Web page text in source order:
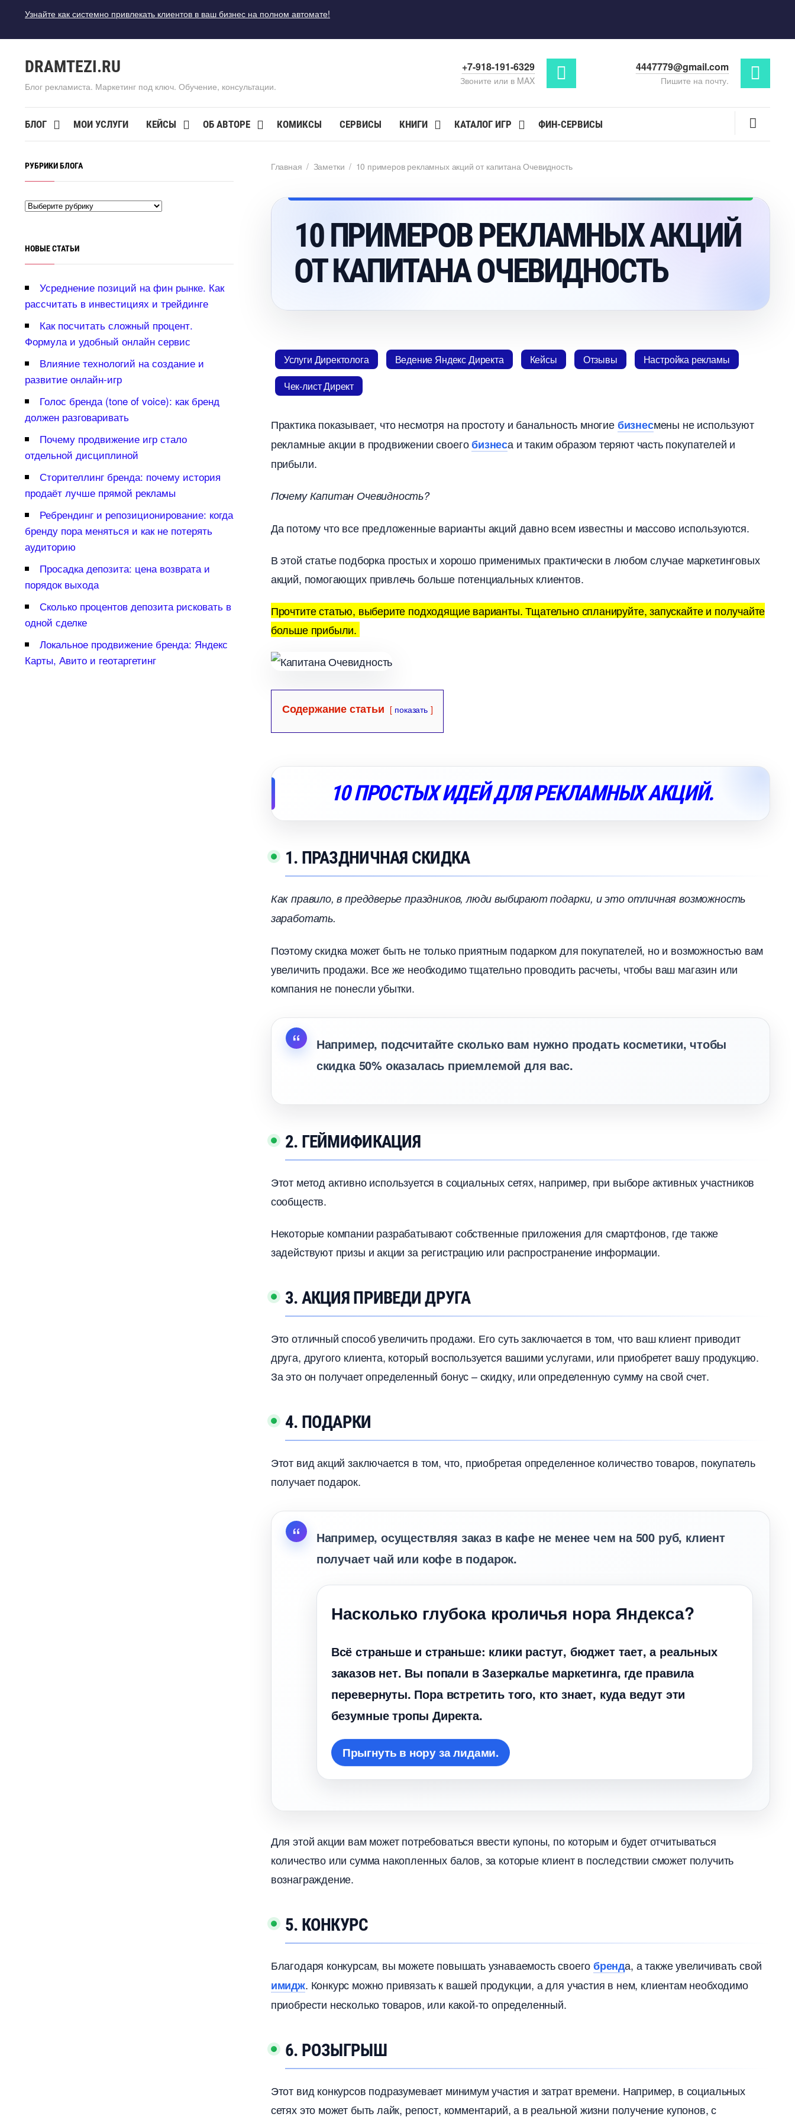
Узнайте как системно привлекать клиентов в ваш бизнес на полном автомате!
DRAMTEZI.RU
Блог рекламиста. Маркетинг под ключ. Обучение, консультации.
+7-918-191-6329
Звоните или в MAX
4447779@gmail.com
Пишите на почту.
БЛОГ МОИ УСЛУГИ КЕЙСЫ ОБ АВТОРЕ КОМИКСЫ СЕРВИСЫ КНИГИ КАТАЛОГ ИГР ФИН-СЕРВИСЫ
Главная / Заметки / 10 примеров рекламных акций от капитана Очевидность
10 ПРИМЕРОВ РЕКЛАМНЫХ АКЦИЙ
ОТ КАПИТАНА ОЧЕВИДНОСТЬ
Услуги Директолога едение Яндекс Директа Кейсы Отзывы
Настройка рекламы
Чек-лист Директ
Практика показывает, что несмотря на простоту и банальность многиеизнесмены не используют
рекламные акции в продвижении своегоизнеса и таким образом теряют часть покупателей и
прибыли.
Почему Капитан Очевидность?
Да потому что все предложенные варианты акций давно всем известны и массово используются.
этой статье подборка простых и хорошо применимых практически в любом случае маркетинговых
акций, помогающих привлечь больше потенциальных клиентов.
Прочтите статью, выберите подходящие варианты. Тщательно спланируйте, запускайте и получайте
ольше прибыли.
Содержание статьи показать
10 ПРОСТЫХ ИДЕЙ ДЛЯ РЕКЛАМНЫХ АКЦИЙ.
1. ПРАЗДНИЧНАЯ СКИДКА
Как правило, в преддверье праздников, люди выбирают подарки, и это отличная возможность
заработать.
Поэтому скидка может быть не только приятным подарком для покупателей, но и возможностью вам
увеличить продажи. Все же необходимо тщательно проводить расчеты, чтобы ваш магазин или
компания не понесли убытки.
Например, подсчитайте сколько вам нужно продать косметики, чтобы
скидка 50% оказалась приемлемой для вас.
2. ГЕЙМИФИКАЦИЯ
Этот метод активно используется в социальных сетях, например, при выборе активных участнико
сообществ.
Некоторые компании разрабатывают собственные приложения для смартфонов, где также
задействуют призы и акции за регистрацию или распространение информации.
3. АКЦИЯ ПРИВЕДИ ДРУГА
Это отличный способ увеличить продажи. Его суть заключается в том, что ваш клиент приводит
друга, другого клиента, который воспользуется вашими услугами, или приобретет вашу продукцию.
За это он получает определенный бонус – скидку, или определенную сумму на свой счет.
4. ПОДАРКИ
Этот вид акций заключается в том, что, приобретая определенное количество товаров, покупатель
получает подарок.
Например, осуществляя заказ в кафе не менее чем на 500 руб, клиент
получает чай или кофе в подарок.
Насколько глубока кроличья нора Яндекса?
сё страньше и страньше: клики растут, бюджет тает, а реальных
заказов нет. Вы попали в Зазеркалье маркетинга, где правила
перевернуты. Пора встретить того, кто знает, куда ведут эти
езумные тропы Директа.
Прыгнуть в нору за лидами.
Для этой акции вам может потребоваться ввести купоны, по которым и будет отчитываться
количество или сумма накопленных балов, за которые клиент в последствии сможет получить
ознаграждение.
5. КОНКУРС
Благодаря конкурсам, вы можете повышать узнаваемость своегоренда, а также увеличивать свой
имидж. Конкурс можно привязать к вашей продукции, а для участия в нем, клиентам необходимо
приобрести несколько товаров, или какой-то определенный.
6. РОЗЫГРЫШ
Этот вид конкурсов подразумевает минимум участия и затрат времени. Например, в социальных
сетях это может быть лайк, репост, комментарий, а в реальной жизни получение купонов, с
РУБРИКИ БЛОГА
НОВЫЕ СТАТЬИ
Усреднение позиций на фин рынке. Как
рассчитать в инвестициях и трейдинге
Как посчитать сложный процент.
Формула и удобный онлайн сервис
лияние технологий на создание и
развитие онлайн-игр
Голос бренда (tone of voice): как бренд
должен разговаривать
Почему продвижение игр стало
отдельной дисциплиной
Сторителлинг бренда: почему история
продаёт лучше прямой рекламы
Ребрендинг и репозиционирование: когда
ренду пора меняться и как не потерять
аудиторию
Просадка депозита: цена возврата и
порядок выхода
Сколько процентов депозита рисковать
одной сделке
Локальное продвижение бренда: Яндекс
Карты, Авито и геотаргетин